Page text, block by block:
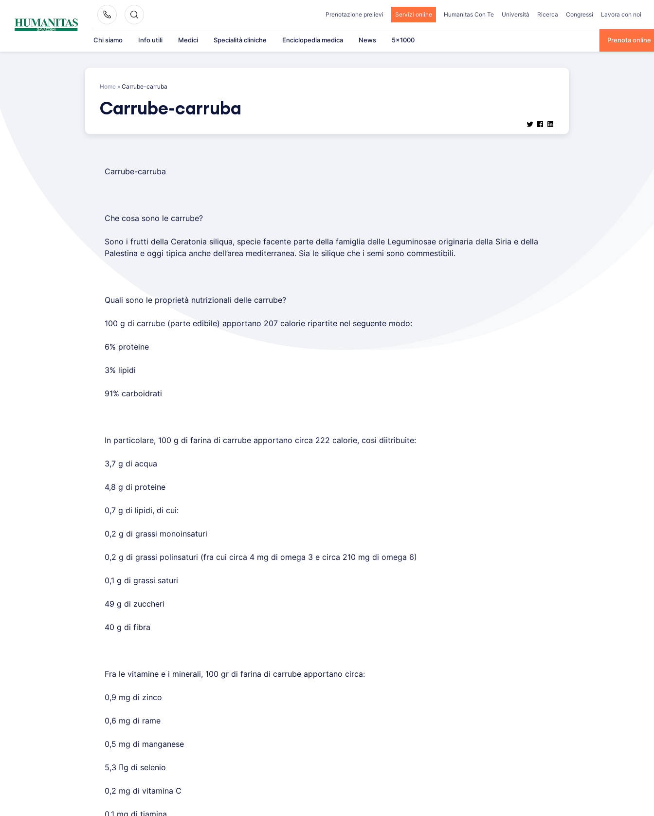
content
Prenotazione prelievi Servizi online Humanitas Con Te Università Ricerca Congressi Lavora con noi
Chi siamo Info utili Medici Specialità cliniche Enciclopedia medica News 5×1000 Prenota online
Home » Carrube-carruba
Carrube-carruba
Carrube-carruba
Che cosa sono le carrube?
Sono i frutti della Ceratonia siliqua, specie facente parte della famiglia delle Leguminosae originaria della Siria e della
Palestina e oggi tipica anche dell’area mediterranea. Sia le silique che i semi sono commestibili.
Quali sono le proprietà nutrizionali delle carrube?
100 g di carrube (parte edibile) apportano 207 calorie ripartite nel seguente modo:
6% proteine
3% lipidi
91% carboidrati
In particolare, 100 g di farina di carrube apportano circa 222 calorie, così diitribuite:
3,7 g di acqua
4,8 g di proteine
0,7 g di lipidi, di cui:
0,2 g di grassi monoinsaturi
0,2 g di grassi polinsaturi (fra cui circa 4 mg di omega 3 e circa 210 mg di omega 6)
0,1 g di grassi saturi
49 g di zuccheri
40 g di fibra
Fra le vitamine e i minerali, 100 gr di farina di carrube apportano circa:
0,9 mg di zinco
0,6 mg di rame
0,5 mg di manganese
5,3 g di selenio
0,2 mg di vitamina C
0,1 mg di tiamina